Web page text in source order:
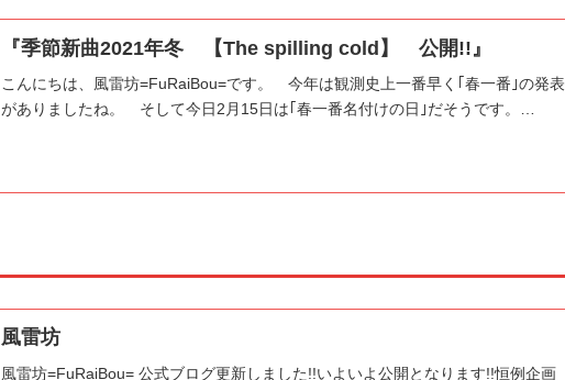
『季節新曲2021年冬 【The spilling cold】 公開!!』
こんにちは、風雷坊=FuRaiBou=です。 今年は観測史上一番早く｢春一番｣の発表
がありましたね。 そして今日2月15日は｢春一番名付けの日｣だそうです。…
風雷坊
風雷坊=FuRaiBou= 公式ブログ更新しました!!いよいよ公開となります!!恒例企画